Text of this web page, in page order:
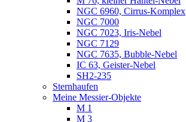
NGC 6960, Cirrus-Komplex
NGC 7000
NGC 7023, Iris-Nebel
NGC 7129
NGC 7635, Bubble-Nebel
IC 63, Geister-Nebel
SH2-235
Sternhaufen
Meine Messier-Objekte
M 1
M 3